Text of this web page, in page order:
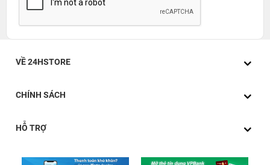
VỀ 24HSTORE
CHÍNH SÁCH
HỖ TRỢ